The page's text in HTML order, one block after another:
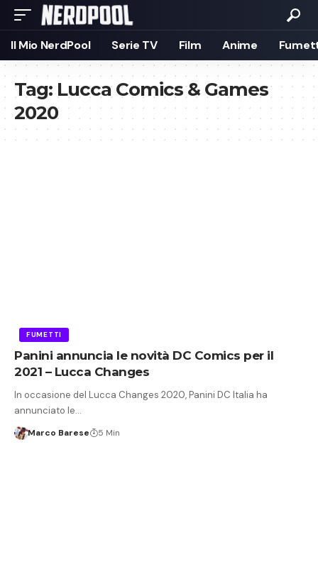
Il Mio NerdPool Serie TV Film Anime
Tag: Lucca Comics & Games
2020
FUMETTI
Panini annuncia le novità DC Comics per il
2021 – Lucca Changes
In occasione del Lucca Changes 2020, Panini DC Italia ha
annunciato le…
Marco Barese 5 Min